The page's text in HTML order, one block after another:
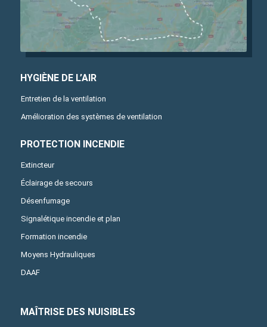
HYGIÈNE DE L’AIR
Entretien de la ventilation
Amélioration des systèmes de ventilation
PROTECTION INCENDIE
Extincteur
Éclairage de secours
Désenfumage
Signalétique incendie et plan
Formation incendie
Moyens Hydrauliques
DAAF
MAÎTRISE DES NUISIBLES